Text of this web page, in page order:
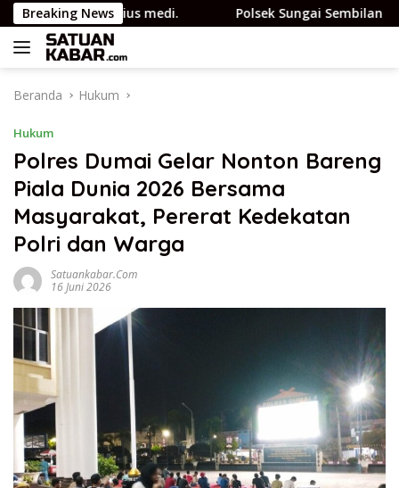
Langsung
ke
konten
Breaking News
JMSI Yulius medi. Polsek Sungai Sembilan Ungkap
Beranda Hukum
Hukum
Polres Dumai Gelar Nonton Bareng
Piala Dunia 2026 Bersama
Masyarakat, Pererat Kedekatan
Polri dan Warga
Satuankabar.com
16 Juni 2026